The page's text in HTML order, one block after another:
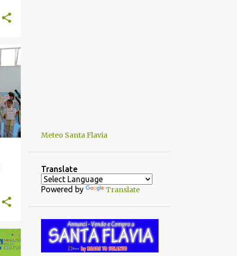
Meteo Santa Flavia
Translate
Powered by Translate